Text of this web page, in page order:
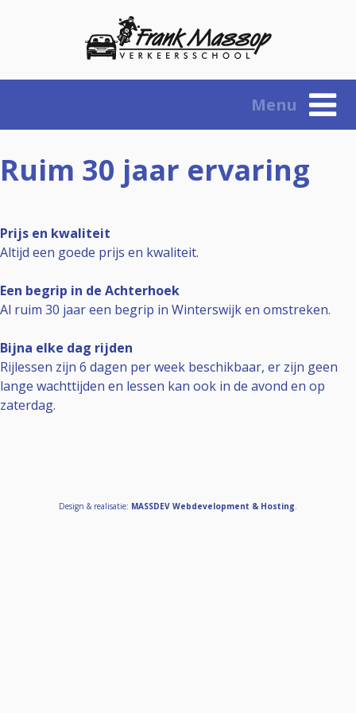
Menu
Ruim 30 jaar ervaring
Prijs en kwaliteit
Altijd een goede prijs en kwaliteit.
Een begrip in de Achterhoek
Al ruim 30 jaar een begrip in Winterswijk en omstreken.
Bijna elke dag rijden
Rijlessen zijn 6 dagen per week beschikbaar, er zijn geen
lange wachttijden en lessen kan ook in de avond en op
zaterdag.
Design & realisatie: MASSDEV Webdevelopment & Hosting.